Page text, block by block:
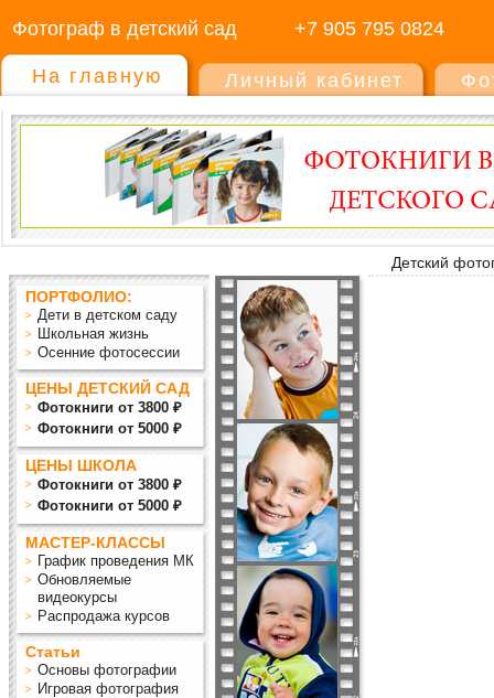
Фотограф в детский сад +7 905 795 0824
На главную Личный кабинет
Детский
ПОРТФОЛИО:
Дети в детском саду
Школьная жизнь
Осенние фотосессии
ЦЕНЫ ДЕТСКИЙ САД
Фотокниги от 3800 ₽
Фотокниги от 5000 ₽
ЦЕНЫ ШКОЛА
Фотокниги от 3800 ₽
Фотокниги от 5000 ₽
МАСТЕР-КЛАССЫ
График проведения МК
Обновляемые
видеокурсы
Распродажа курсов
Статьи
Основы фотографии
Игровая фотография